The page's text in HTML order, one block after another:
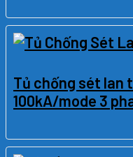
Tủ chống sét lan
100kA/mode 3